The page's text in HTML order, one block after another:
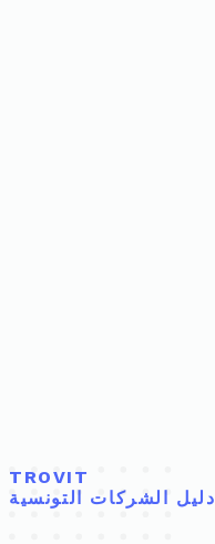
TROVIT
دليل الشركات التونسية